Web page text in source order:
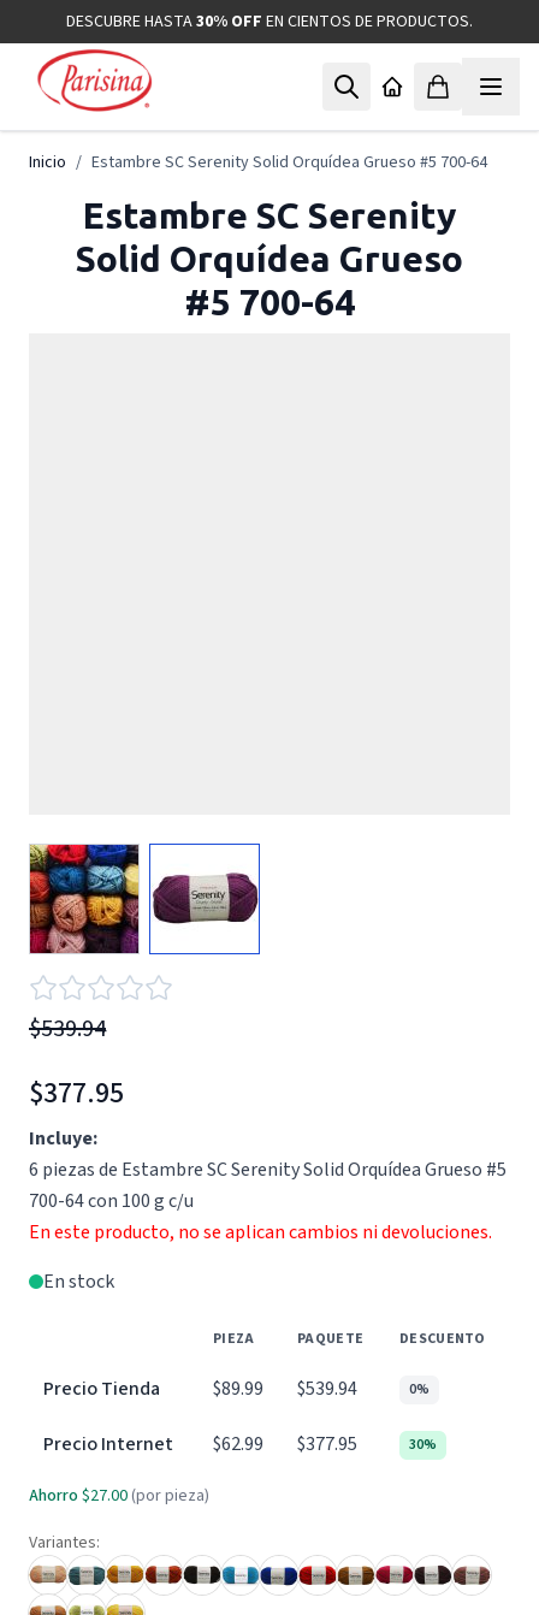
Ir al contenidoDESCUBRE HASTA30% OFF EN CIENTOS DE PRODUCTOS.
Inicio / Estambre SC Serenity Solid Orquídea Grueso #5 700-64
Estambre SC Serenity
Solid Orquídea Grueso
#5 700-64
View larger image
$539.94
$377.95
Incluye:
6 piezas de Estambre SC Serenity Solid Orquídea Grueso #5
700-64 con 100 g c/u
En este producto, no se aplican cambios ni devoluciones.
En stock
PIEZA PAQUETE DESCUENTO
Precio Tienda $89.99 $539.94 0%
Precio Internet $62.99 $377.95 30%
Ahorro $27.00 (por pieza)
Variantes: